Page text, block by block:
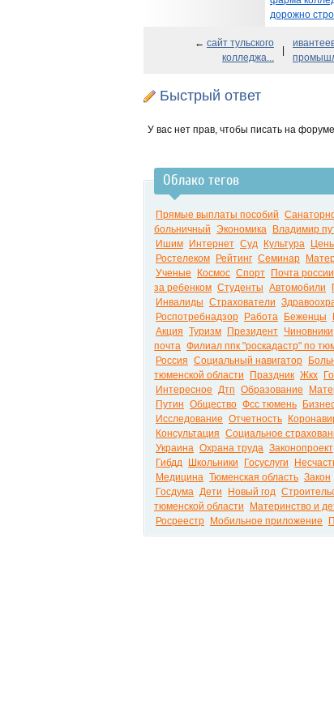
дорожно
← сайт тульского
колледжа...
Быстрый ответ
У вас нет прав, чтобы писать на
Облако тегов
Прямые выплаты пособий
больничный Экономика Владимир
Ишим
Интернет Суд Культура
Ростелеком
Рейтинг Семинар
Ученые
Космос Спорт Почта россии
за ребенком Студенты Автомобили
Инвалиды Страхователи
Роспотребнадзор
Работа Беженцы
Акция Туризм Президент Чиновники
почта Филиал ппк "роскадастр" по
Россия Социальный навигатор
тюменской области
Праздник Жкх
Интересное Дтп Образование
Путин Общество Фсс тюмень
Исследование Отчетность
Консультация Социальное
Украина Охрана труда Законопроект
Гибдд
Школьники Госуслуги
Медицина Тюменская область Закон
Госдума Дети Новый год
тюменской области
Материнство и
Росреестр
Мобильное приложение